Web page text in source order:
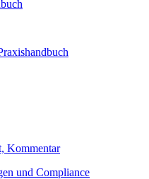
Kommentar
und Compliance